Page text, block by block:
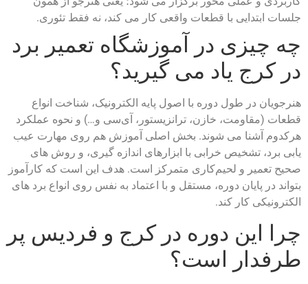
جلسات ابتدایی با قطعات واقعی کار می‌ کند، نه فقط تئوری.
چه چیزی در آموزشگاه تعمیر برد
در کرج یاد می‌ گیرید؟
هنرجویان در طول دوره با اصول پایه الکترونیک، شناخت انواع
قطعات (مقاومت، خازن، ترانزیستور، آی‌سی و…) و نحوه عملکرد
هرکدوم آشنا می‌ شوند. بخش اصلی آموزش هم روی مهارت عیب‌
یابی برد، تشخیص خرابی با ابزارهای اندازه‌ گیری، و روش‌ های
صحیح تعمیر و لحیم‌کاری متمرکز است. هدف این است که کارآموز
بتواند در پایان دوره، مستقل و با اعتماد به‌ نفس روی انواع برد های
الکترونیکی کار کند.
چرا این دوره در کرج و فردیس پر
طرفدار است؟